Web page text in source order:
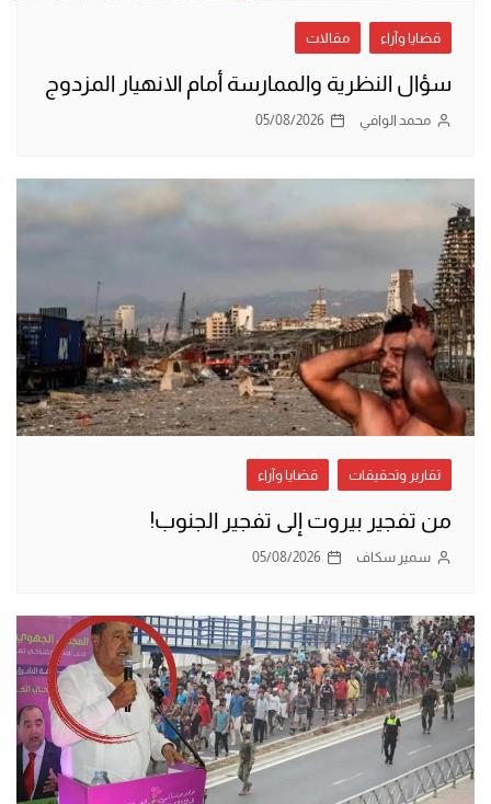
قضايا وآراء مقالات
سؤال النظرية والممارسة أمام الانهيار المزدوج
محمد الوافي 05/08/2026
تقارير وتحقيقات قضايا وآراء
من تفجير بيروت إلى تفجير الجنوب!
سمير سكاف 05/08/2026